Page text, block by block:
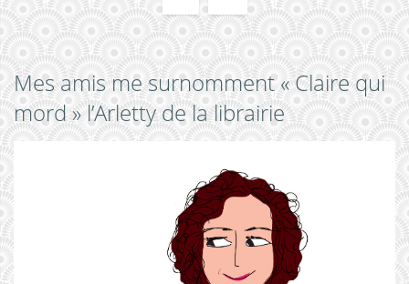
Mes amis me surnomment « Claire qui
mord » l’Arletty de la librairie